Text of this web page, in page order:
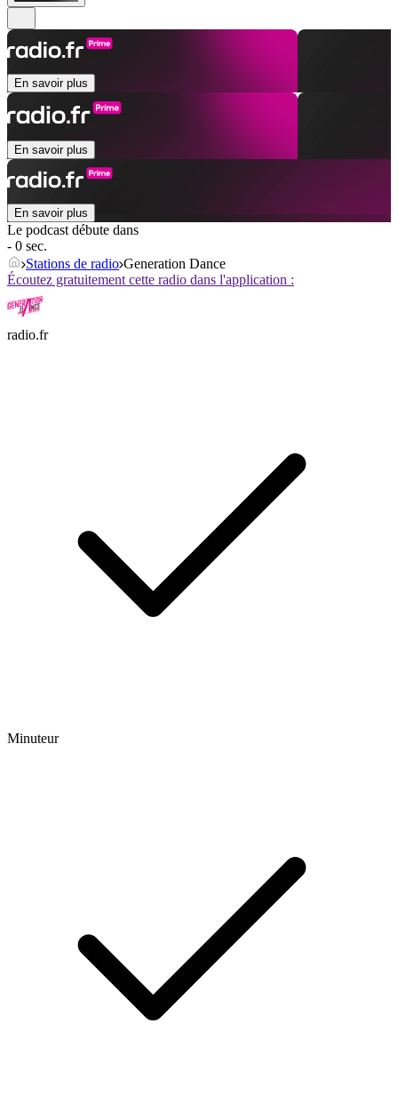
En savoir plus
En savoir plus
En savoir plus
Le podcast débute dans
- 0 sec.
Stations de radio Generation Dance
Écoutez gratuitement cette radio dans l'application :
radio.fr
Minuteur